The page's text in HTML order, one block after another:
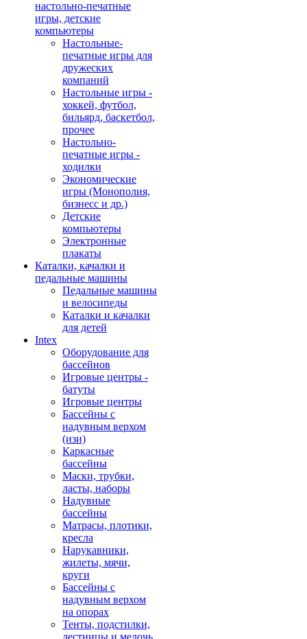
настольно-печатные
игры, детские
компьютеры
Настольные-
печатные игры для
дружеских
компаний
Настольные игры -
хоккей, футбол,
бильярд, баскетбол,
прочее
Настольно-
печатные игры -
ходилки
Экономические
игры (Монополия,
бизнесс и др.)
Детские
компьютеры
Электронные
плакаты
Каталки, качалки и
педальные машины
Педальные машины
и велосипеды
Каталки и качалки
для детей
Intex
Оборудование для
бассейнов
Игровые центры -
батуты
Игровые центры
Бассейны с
надувным верхом
(изи)
Каркасные
бассейны
Маски, трубки,
ласты, наборы
Надувные
бассейны
Матрасы, плотики,
кресла
Нарукавники,
жилеты, мячи,
круги
Бассейны с
надувным верхом
на опорах
Тенты, подстилки,
лестницы и мелочь